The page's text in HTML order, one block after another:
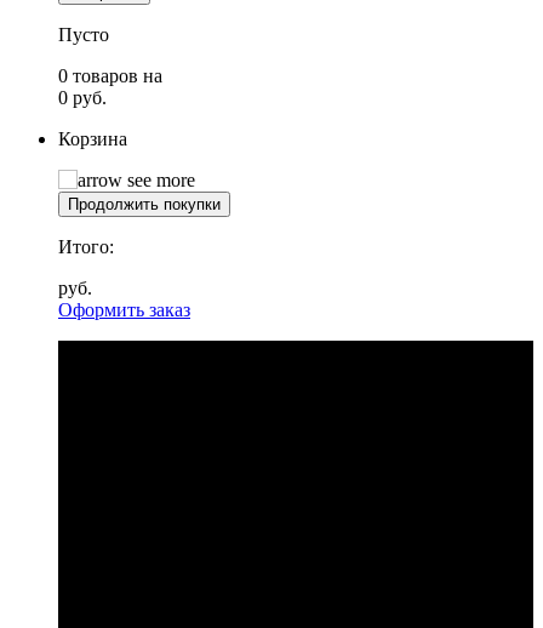
Пусто
0 товаров на
0 руб.
Корзина
Продолжить покупки
Итого:
руб.
Оформить заказ